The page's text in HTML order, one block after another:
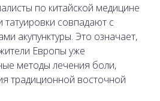
по китайской медицине
татуировки совпадают с
акупунктуры. Это означает,
Европы уже
методы лечения боли,
традиционной восточной